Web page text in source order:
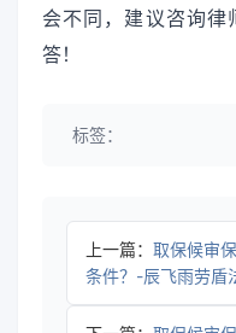
会不同，建议咨询律
答！
标签：
上一篇： 取保候审
条件？-辰飞雨劳盾